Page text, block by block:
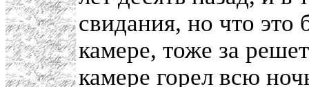
свидания, но что это
камере, тоже за
камере горел всю